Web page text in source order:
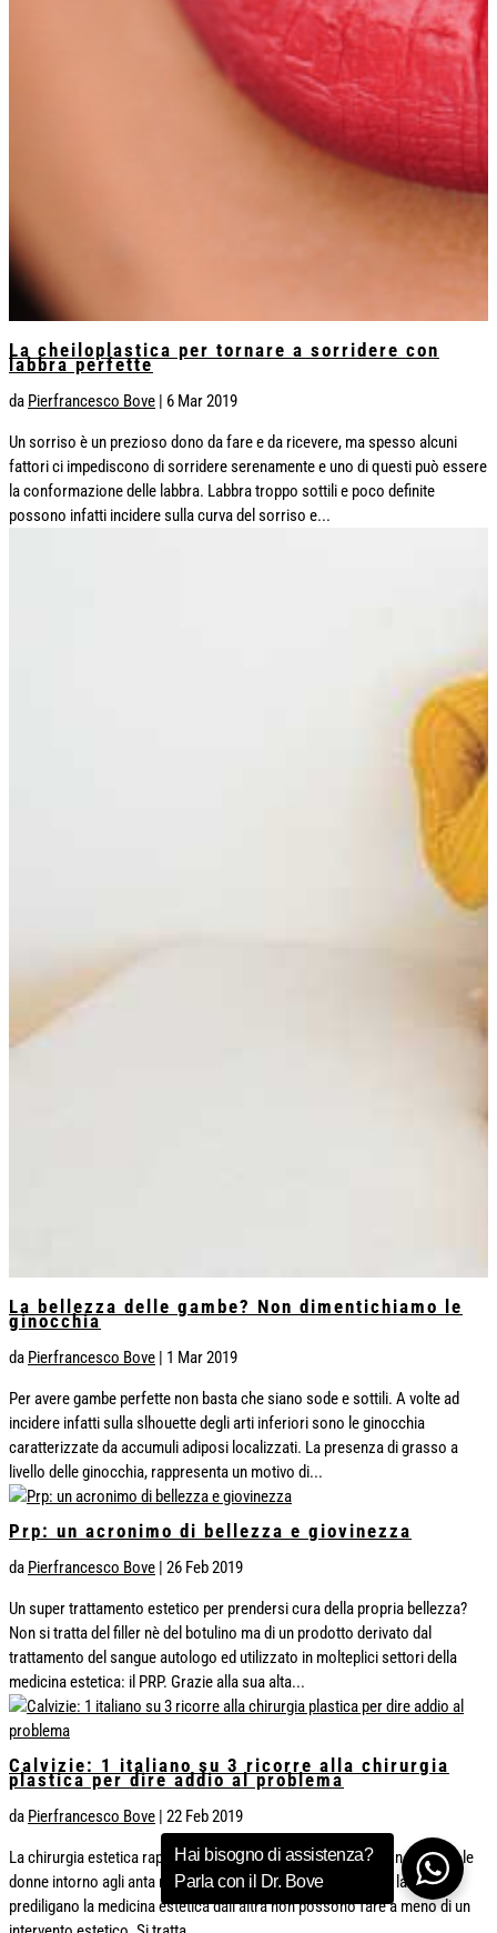
La cheiloplastica per tornare a sorridere con
labbra perfette
da Pierfrancesco Bove | 6 Mar 2019
Un sorriso è un prezioso dono da fare e da ricevere, ma spesso alcuni
fattori ci impediscono di sorridere serenamente e uno di questi può essere
la conformazione delle labbra. Labbra troppo sottili e poco definite
possono infatti incidere sulla curva del sorriso e...
La bellezza delle gambe? Non dimentichiamo le
ginocchia
da Pierfrancesco Bove | 1 Mar 2019
Per avere gambe perfette non basta che siano sode e sottili. A volte ad
incidere infatti sulla slhouette degli arti inferiori sono le ginocchia
caratterizzate da accumuli adiposi localizzati. La presenza di grasso a
livello delle ginocchia, rappresenta un motivo di...
Prp: un acronimo di bellezza e giovinezza
da Pierfrancesco Bove | 26 Feb 2019
Un super trattamento estetico per prendersi cura della propria bellezza?
Non si tratta del filler nè del botulino ma di un prodotto derivato dal
trattamento del sangue autologo ed utilizzato in molteplici settori della
medicina estetica: il PRP. Grazie alla sua alta...
Calvizie: 1 italiano su 3 ricorre alla chirurgia
plastica per dire addio al problema
da Pierfrancesco Bove | 22 Feb 2019
La chirurgia estetica rappresenta ormai un punto di arrivo non solo per le
donne intorno agli anta ma anche per gli uomini che se da un lato pare
prediligano la medicina estetica dall’altra non possono fare a meno di un
Hai bisogno di assistenza?
Parla con il Dr. Bove